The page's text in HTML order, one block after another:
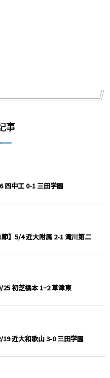
事
四中工 0-1 三田学園
節】5/4 近大附属 2-1 滝川第二
25 初芝橋本 1−2 草津東
19 近大和歌山 3-0 三田学園